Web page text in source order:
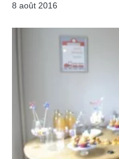
8 août 2016